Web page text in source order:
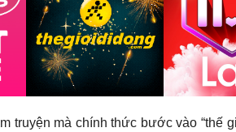
truyện mà chính thức bước vào “thế